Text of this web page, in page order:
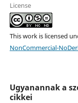
License
This work is licensed
NonCommercial-
Ugyanannak a
cikkei